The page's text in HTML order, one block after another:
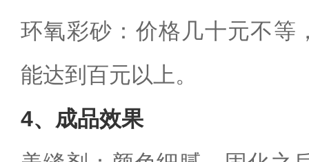
环氧彩砂：价格几十元不等
能达到百元以上。
4、成品效果